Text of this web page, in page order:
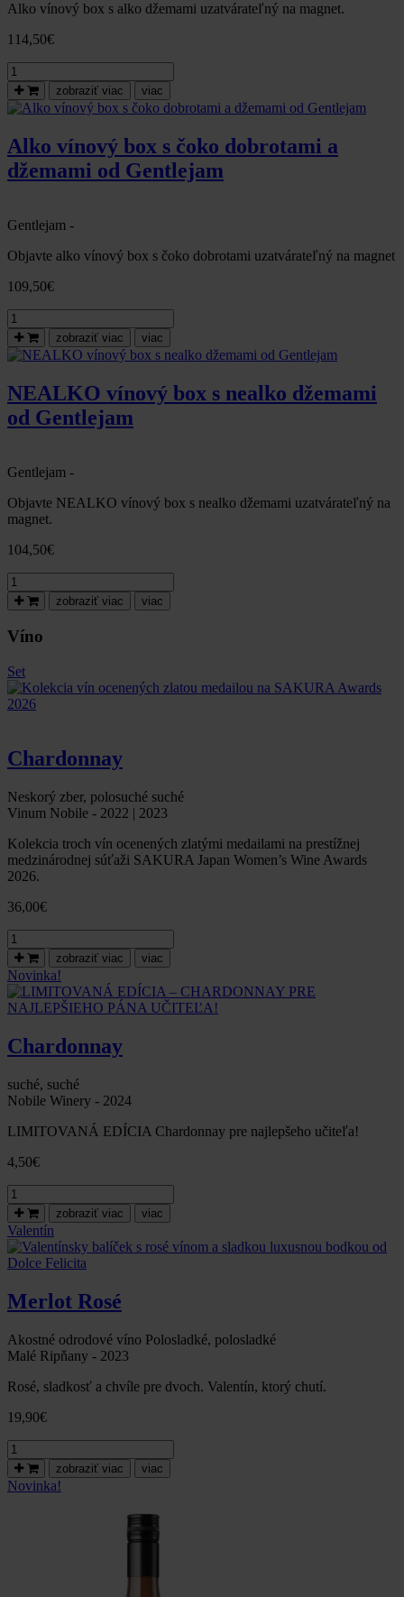
Alko vínový box s alko džemami uzatvárateľný na magnet.
114,50€
množstvo
Alko
vínový
box
džemami
od
Gentlejam
zobraziť viac viac
Alko vínový box s čoko dobrotami a
džemami od Gentlejam
Gentlejam -
Objavte alko vínový box s čoko dobrotami uzatvárateľný na magnet
109,50€
množstvo
Alko
vínový
box
dobrotami
a
džemami
zobraziť viac viac
NEALKO vínový box s nealko džemami
od Gentlejam
Gentlejam -
Objavte NEALKO vínový box s nealko džemami uzatvárateľný na
magnet.
104,50€
množstvo
NEALKO
vínový
box
džemami
od
Gentlejam
zobraziť viac viac
Víno
Set
Chardonnay
Neskorý zber, polosuché suché
Vinum Nobile - 2022 | 2023
Kolekcia troch vín ocenených zlatými medailami na prestížnej
medzinárodnej súťaži SAKURA Japan Women’s Wine Awards
2026.
36,00€
množstvo
Kolekcia
vín
ocenených
zlatou
medailou
SAKURA
2026
zobraziť viac viac
Novinka!
Chardonnay
suché, suché
Nobile Winery - 2024
LIMITOVANÁ EDÍCIA Chardonnay pre najlepšeho učiteľa!
4,50€
množstvo
LIMITOVANÁ
EDÍCIA
–
CHARDONNAY
PRE
PÁNA
zobraziť viac viac
Valentín
Merlot Rosé
Akostné odrodové víno Polosladké, polosladké
Malé Ripňany - 2023
Rosé, sladkosť a chvíle pre dvoch. Valentín, ktorý chutí.
19,90€
množstvo
Valentínsky
balíček
s
zobraziť viac viac
Novinka!